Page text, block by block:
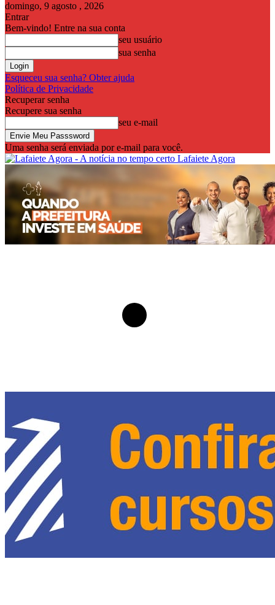
domingo, 9 agosto , 2026
Entrar
Bem-vindo! Entre na sua conta
seu usuário
sua senha
Esqueceu sua senha? Obter ajuda
Política de Privacidade
Recuperar senha
Recupere sua senha
seu e-mail
Uma senha será enviada por e-mail para você.
Lafaiete Agora